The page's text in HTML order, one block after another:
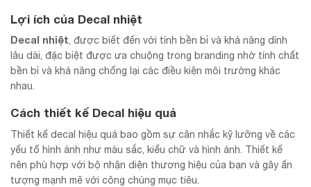
Lợi ích của Decal nhiệt
Decal nhiệt, được biết đến với tính bền bỉ và khả năng dính
lâu dài, đặc biệt được ưa chuộng trong branding nhờ tính chất
bền bỉ và khả năng chống lại các điều kiện môi trường khác
nhau.
Cách thiết kế Decal hiệu quả
Thiết kế decal hiệu quả bao gồm sự cân nhắc kỹ lưỡng về các
yếu tố hình ảnh như màu sắc, kiểu chữ và hình ảnh. Thiết kế
nên phù hợp với bộ nhận diện thương hiệu của bạn và gây ấn
tượng mạnh mẽ với công chúng mục tiêu.